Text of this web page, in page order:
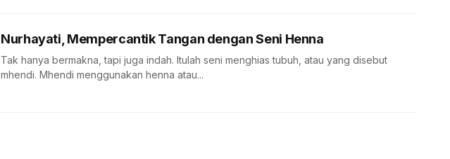
Nurhayati, Mempercantik Tangan dengan Seni Henna
Tak hanya bermakna, tapi juga indah. Itulah seni menghias tubuh, atau yang disebut
mhendi. Mhendi menggunakan henna atau...